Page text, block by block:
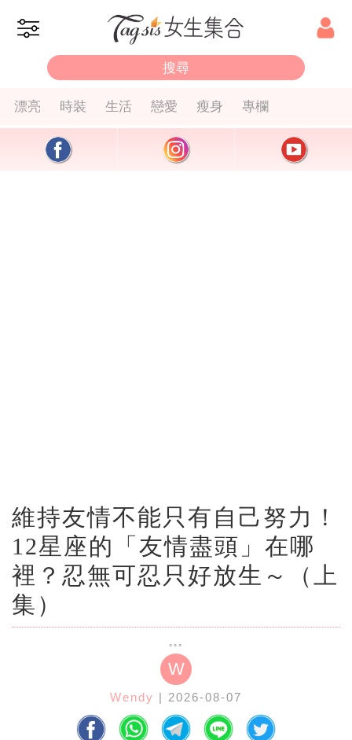
漂亮 時裝 生活 戀愛 瘦身 專欄
維持友情不能只有自己努力！
12星座的「友情盡頭」在哪
裡？忍無可忍只好放生～（上
集）
W
Wendy | 2026-08-07